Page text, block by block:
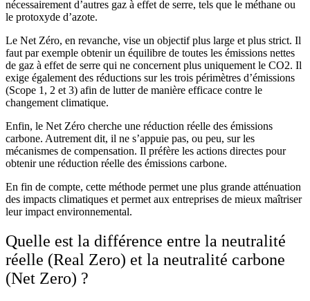
nécessairement d’autres gaz à effet de serre, tels que le méthane ou
le protoxyde d’azote.
Le Net Zéro, en revanche, vise un objectif plus large et plus strict. Il
faut par exemple obtenir un équilibre de toutes les émissions nettes
de gaz à effet de serre qui ne concernent plus uniquement le CO2. Il
exige également des réductions sur les trois périmètres d’émissions
(Scope 1, 2 et 3) afin de lutter de manière efficace contre le
changement climatique.
Enfin, le Net Zéro cherche une réduction réelle des émissions
carbone. Autrement dit, il ne s’appuie pas, ou peu, sur les
mécanismes de compensation. Il préfère les actions directes pour
obtenir une réduction réelle des émissions carbone.
En fin de compte, cette méthode permet une plus grande atténuation
des impacts climatiques et permet aux entreprises de mieux maîtriser
leur impact environnemental.
Quelle est la différence entre la neutralité
réelle (Real Zero) et la neutralité carbone
(Net Zero) ?